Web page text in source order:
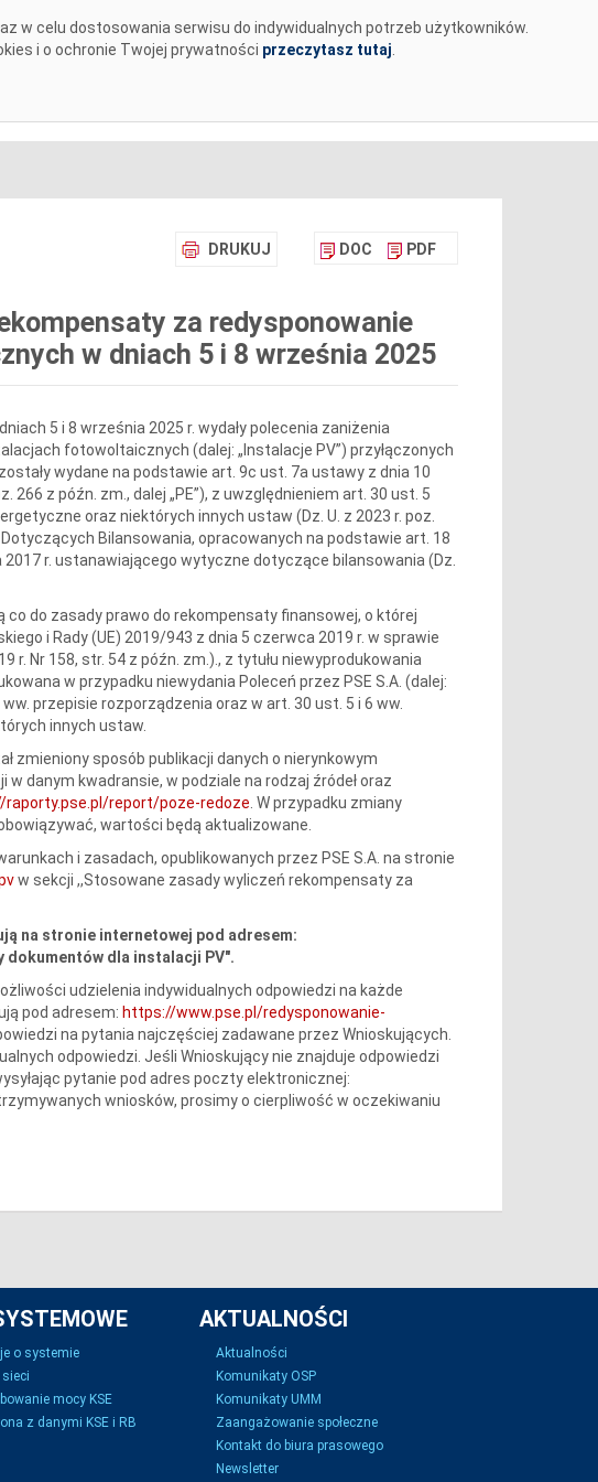
w celu dostosowania serwisu do indywidualnych potrzeb użytkowników.
i o ochronie Twojej prywatności przeczytasz tutaj
DOKUMENTY BIURO PRASOWE KARIERA
DRUKUJ DOC PDF
za redysponowanie
w dniach 5 i 8 września 2025
5 i 8 września 2025 r. wydały polecenia zaniżenia
fotowoltaicznych (dalej: „Instalacje PV”) przyłączonych
wydane na podstawie art. 9c ust. 7a ustawy z dnia 10
266 z późn. zm., dalej „PE”), z uwzględnieniem art. 30 ust. 5
oraz niektórych innych ustaw (Dz. U. z 2023 r. poz.
Bilansowania, opracowanych na podstawie art. 18
r. ustanawiającego wytyczne dotyczące bilansowania (Dz.
co do zasady prawo do rekompensaty finansowej, o której
i Rady (UE) 2019/943 z dnia 5 czerwca 2019 r. w sprawie
r. Nr 158, str. 54 z późn. zm.)., z tytułu niewyprodukowania
w przypadku niewydania Poleceń przez PSE S.A. (dalej:
przepisie rozporządzenia oraz w art. 30 ust. 5 i 6 ww.
innych ustaw.
zmieniony sposób publikacji danych o nierynkowym
danym kwadransie, w podziale na rodzaj źródeł oraz
raporty.pse.pl/report/poze-redoze . W przypadku zmiany
wartości będą aktualizowane.
i zasadach, opublikowanych przez PSE S.A. na stronie
w sekcji ,,Stosowane zasady wyliczeń rekompensaty za
na stronie internetowej pod adresem:
dokumentów dla instalacji PV".
udzielenia indywidualnych odpowiedzi na każde
pod adresem: https://www.pse.pl/redysponowanie-
na pytania najczęściej zadawane przez Wnioskujących.
odpowiedzi. Jeśli Wnioskujący nie znajduje odpowiedzi
pytanie pod adres poczty elektronicznej:
wniosków, prosimy o cierpliwość w oczekiwaniu
o systemie
mocy KSE
z danymi KSE i RB
AKTUALNOŚCI
Aktualności
Komunikaty OSP
Komunikaty UMM
Zaangażowanie społeczne
Kontakt do biura prasowego
Newsletter